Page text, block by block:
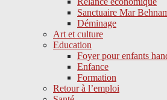
Sanctuaire Mar
Déminage
Art et culture
Education
Foyer pour enfants
Enfance
Formation
Retour à l’emploi